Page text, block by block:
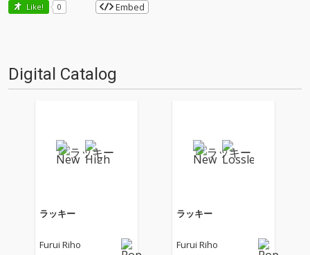
Like! 0 Embed
Digital Catalog
ラッキー
Furui Riho
ラッキー
Furui Riho